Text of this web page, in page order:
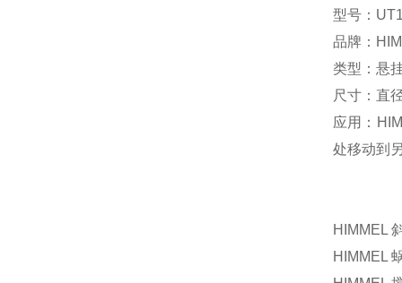
型号：
品牌：
类型：悬
尺寸：直
应用：
处移动到
HIMMEL
HIMMEL